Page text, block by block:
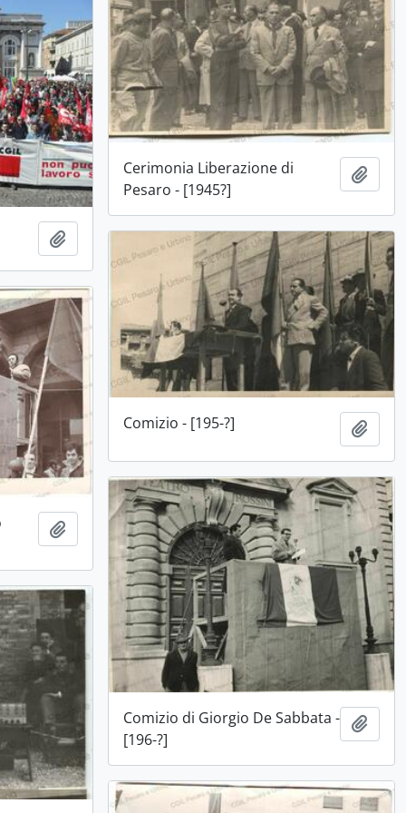
Cerimonia Liberazione di
Pesaro - [1945?]
Aggiungi all'area di lavoro
Comizio - [195-?]
Aggiungi all'area di lavoro
Comizio di Giorgio De Sabbata -
[196-?]